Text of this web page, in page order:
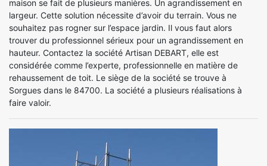
maison se fait de plusieurs manières. Un agrandissement en
largeur. Cette solution nécessite d’avoir du terrain. Vous ne
souhaitez pas rogner sur l’espace jardin. Il vous faut alors
trouver du professionnel sérieux pour un agrandissement en
hauteur. Contactez la société Artisan DEBART, elle est
considérée comme l’experte, professionnelle en matière de
rehaussement de toit. Le siège de la société se trouve à
Sorgues dans le 84700. La société a plusieurs réalisations à
faire valoir.